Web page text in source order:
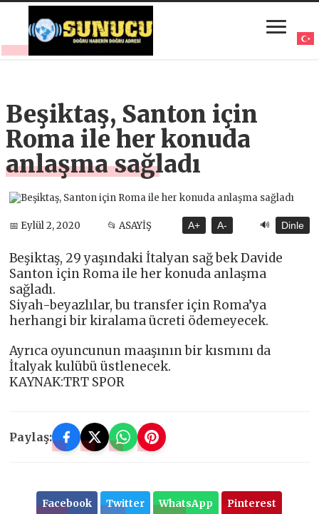
Beşiktaş, Santon için
Roma ile her konuda
anlaşma sağladı
📅 Eylül 2, 2020 📂 ASAYİŞ A+ A- 🔊 Dinle
Beşiktaş, 29 yaşındaki İtalyan sağ bek Davide
Santon için Roma ile her konuda anlaşma
sağladı.
Siyah-beyazlılar, bu transfer için Roma’ya
herhangi bir kiralama ücreti ödemeyecek.
Ayrıca oyuncunun maaşının bir kısmını da
İtalyak kulübü üstlenecek.
KAYNAK:TRT SPOR
Paylaş:
Facebook Twitter WhatsApp Pinterest